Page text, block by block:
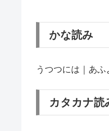
かな読み
うつつには｜あ
カタカナ読